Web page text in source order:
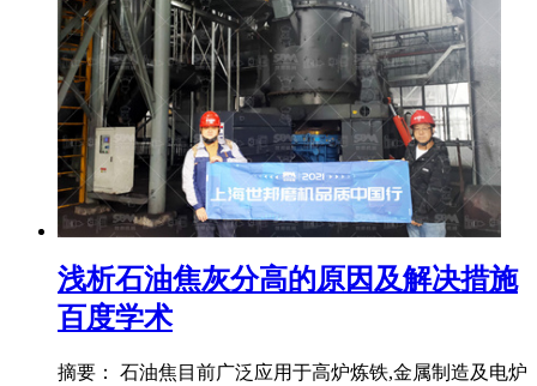
浅析石油焦灰分高的原因及解决措施
百度学术
摘要： 石油焦目前广泛应用于高炉炼铁,金属制造及电炉